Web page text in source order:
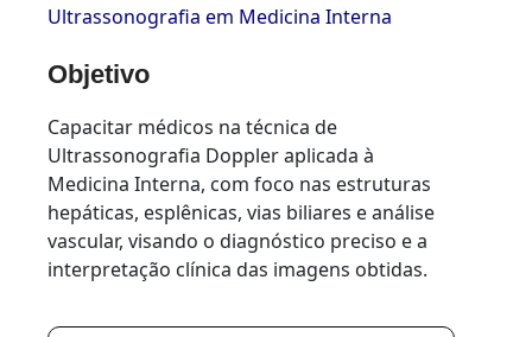
Ultrassonografia em Medicina Interna
Objetivo
Capacitar médicos na técnica de
Ultrassonografia Doppler aplicada à
Medicina Interna, com foco nas estruturas
hepáticas, esplênicas, vias biliares e análise
vascular, visando o diagnóstico preciso e a
interpretação clínica das imagens obtidas.